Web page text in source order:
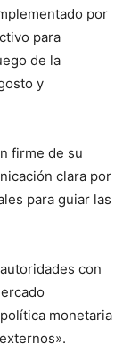
por
para
de la
y
firme de su
clara por
para guiar las
con
monetaria